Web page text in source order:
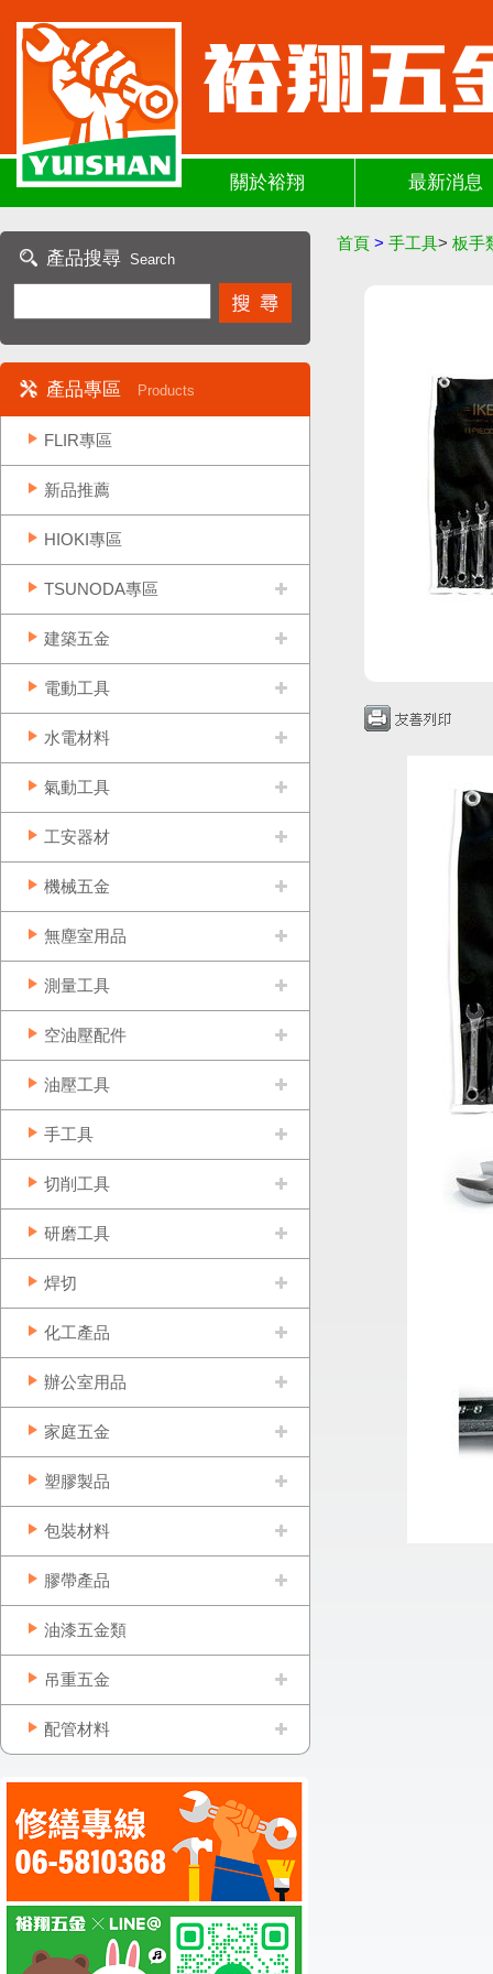
關於裕翔 最新消息
產品搜尋 Search
產品專區 Products
FLIR專區
新品推薦
HIOKI專區
TSUNODA專區
建築五金
電動工具
水電材料
氣動工具
工安器材
機械五金
無塵室用品
測量工具
空油壓配件
油壓工具
手工具
切削工具
研磨工具
焊切
化工產品
辦公室用品
家庭五金
塑膠製品
包裝材料
膠帶產品
油漆五金類
吊重五金
配管材料
首頁 > 手工具> 板手